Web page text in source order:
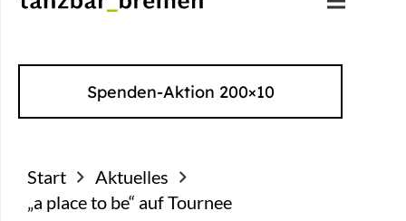
Spenden-Aktion 200×10
Start
Aktuelles
„a place to be“ auf Tournee